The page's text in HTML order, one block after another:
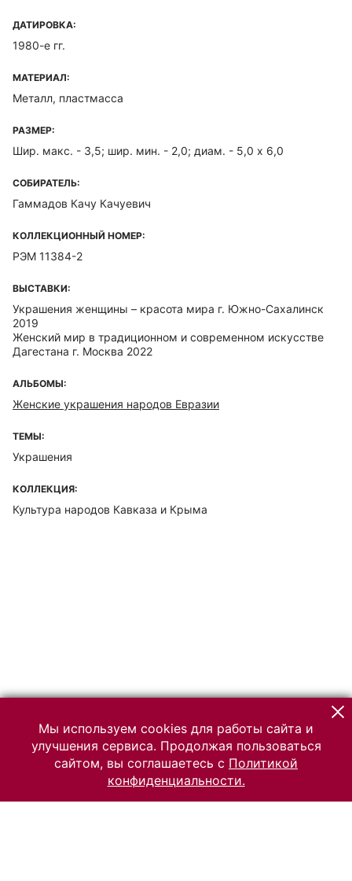
ДАТИРОВКА:
1980-е гг.
МАТЕРИАЛ:
Металл, пластмасса
РАЗМЕР:
Шир. макс. - 3,5; шир. мин. - 2,0; диам. - 5,0 х 6,0
СОБИРАТЕЛЬ:
Гаммадов Качу Качуевич
КОЛЛЕКЦИОННЫЙ НОМЕР:
РЭМ 11384-2
ВЫСТАВКИ:
Украшения женщины – красота мира г. Южно-Сахалинск
2019
Женский мир в традиционном и современном искусстве
Дагестана г. Москва 2022
АЛЬБОМЫ:
Женские украшения народов Евразии
ТЕМЫ:
Украшения
КОЛЛЕКЦИЯ:
Культура народов Кавказа и Крыма
Мы используем cookies для работы сайта и
улучшения сервиса. Продолжая пользоваться
сайтом, вы соглашаетесь с Политикой
конфиденциальности.